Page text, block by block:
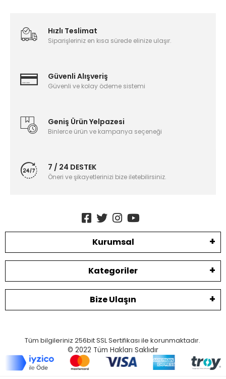
Hızlı Teslimat
Siparişleriniz en kısa sürede elinize ulaşır.
Güvenli Alışveriş
Güvenli ve kolay ödeme sistemi
Geniş Ürün Yelpazesi
Binlerce ürün ve kampanya seçeneği
7 / 24 DESTEK
Öneri ve şikayetlerinizi bize iletebilirsiniz.
Kurumsal
Kategoriler
Bize Ulaşın
Tüm bilgileriniz 256bit SSL Sertifikası ile korunmaktadır.
© 2022 Tüm Hakları Saklıdır